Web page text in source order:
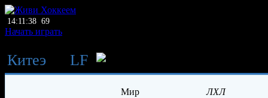
14:11:38 69
Начать играть
Китеэ LF
Мир ЛХЛ